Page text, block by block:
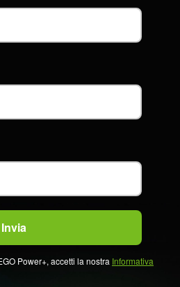
Power+, accetti la nostra Informativa